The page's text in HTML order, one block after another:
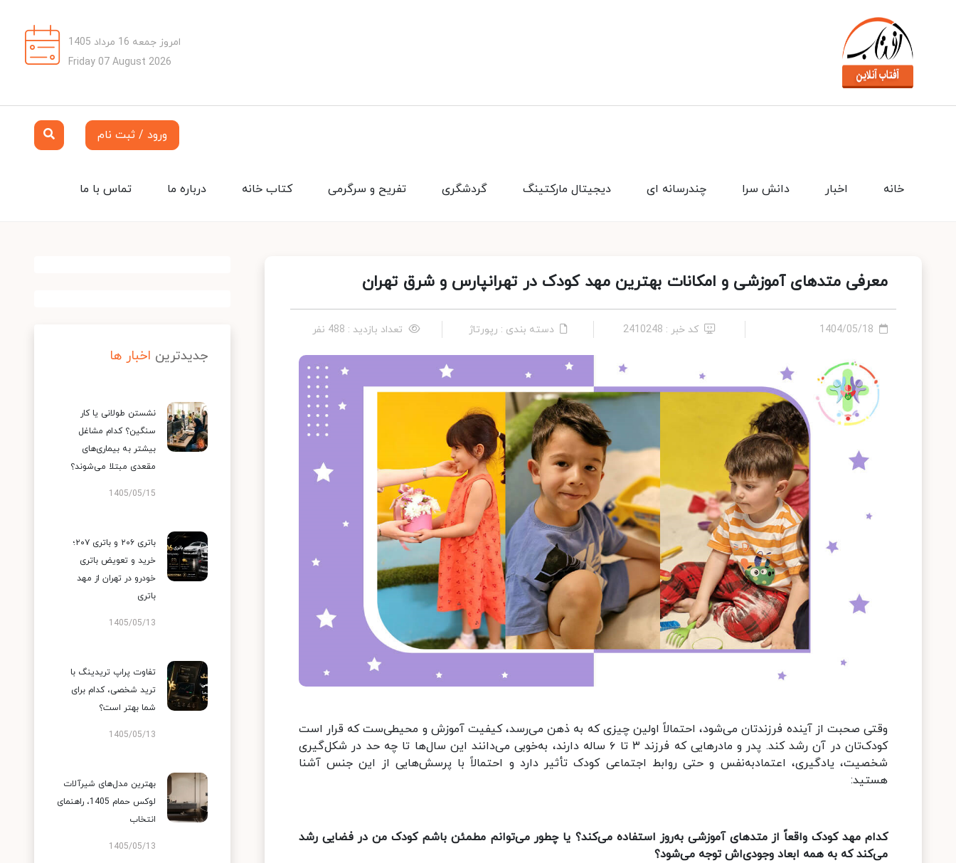
امروز جمعه 16 مرداد 1405
Friday 07 August 2026
ورود / ثبت نام
تماس با ما درباره ما کتاب خانه تفریح و سرگرمی گردشگری دیجیتال مارکتینگ چندرسانه ای دانش سرا اخبار خانه
معرفی متدهای آموزشی و امکانات بهترین مهد کودک در تهرانپارس و شرق تهران
1404/05/18 کد خبر : 2410248 دسته بندی : رپورتاژ تعداد بازدید : 488 نفر
وقتی صحبت از آینده فرزندتان می‌شود، احتمالاً اولین چیزی که به ذهن می‌رسد، کیفیت آموزش و محیطی‌ست که قرار است
کودک‌تان در آن رشد کند. پدر و مادرهایی که فرزند ۳ تا ۶ ساله دارند، به‌خوبی می‌دانند این سال‌ها تا چه حد در شکل‌گیری
شخصیت، یادگیری، اعتمادبه‌نفس و حتی روابط اجتماعی کودک تأثیر دارد و احتمالاً با پرسش‌هایی از این جنس آشنا
هستید:
کدام مهد کودک واقعاً از متدهای آموزشی به‌روز استفاده می‌کند؟ یاچطور می‌توانم مطمئن باشم کودک من در فضایی رشد
می‌کند که به همه ابعاد وجودی‌اش توجه می‌شود؟
جدیدترین اخبار ها
نشستن طولانی یا کار
سنگین؟ کدام مشاغل
بیشتر به بیماری‌های
مقعدی مبتلا می‌شوند؟
1405/05/15
باتری ۲۰۶ و باتری ۲۰۷؛
خرید و تعویض باتری
خودرو در تهران از مهد
باتری
1405/05/13
تفاوت پراپ تریدینگ با
ترید شخصی، کدام برای
شما بهتر است؟
1405/05/13
بهترین مدل‌های شیرآلات
لوکس حمام 1405، راهنمای
انتخاب
1405/05/13